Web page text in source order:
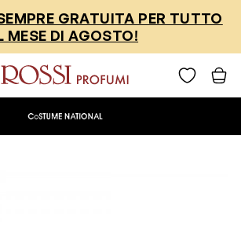
GRATUITA PER TUTTO
MESE DI AGOSTO!